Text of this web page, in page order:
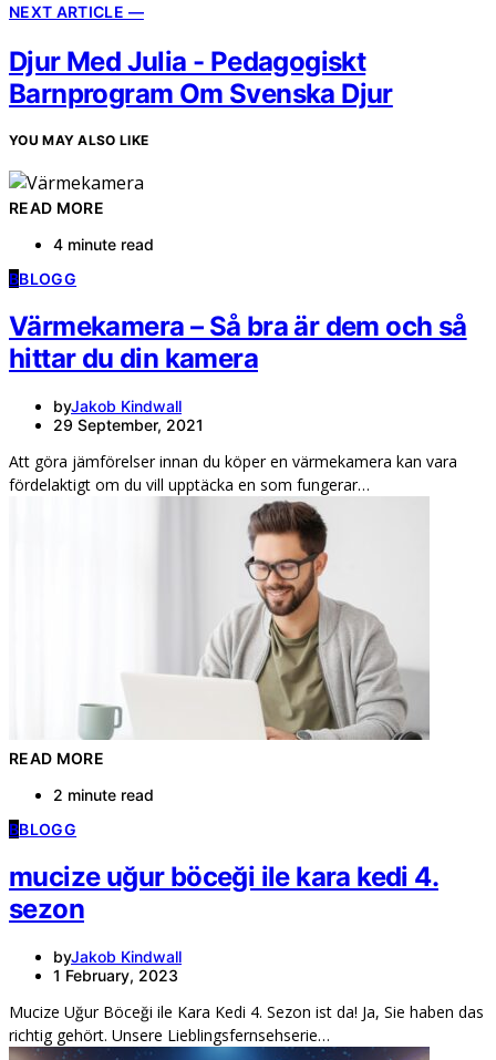
NEXT ARTICLE —
Djur Med Julia - Pedagogiskt
Barnprogram Om Svenska Djur
YOU MAY ALSO LIKE
READ MORE
4 minute read
BBLOGG
Värmekamera – Så bra är dem och så
hittar du din kamera
byJakob Kindwall
29 September, 2021
Att göra jämförelser innan du köper en värmekamera kan vara
fördelaktigt om du vill upptäcka en som fungerar…
READ MORE
2 minute read
BBLOGG
mucize uğur böceği ile kara kedi 4.
sezon
byJakob Kindwall
1 February, 2023
Mucize Uğur Böceği ile Kara Kedi 4. Sezon ist da! Ja, Sie haben das
richtig gehört. Unsere Lieblingsfernsehserie…